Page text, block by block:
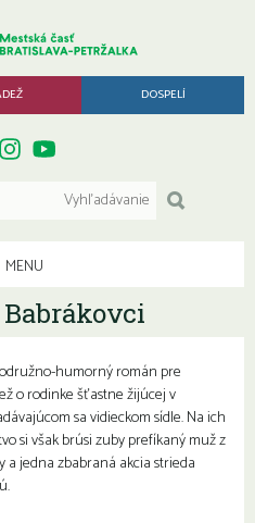
DOSPELÍ
MENU
humorný román pre
o rodinke šťastne žijúcej v
sa vidieckom sídle. Na ich
si však brúsi zuby prefíkaný muž z
a jedna zbabraná akcia strieda